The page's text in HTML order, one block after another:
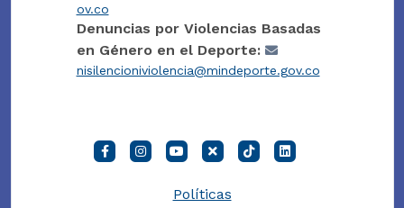
ov.co
Denuncias por Violencias Basadas
en Género en el Deporte:
nisilencioniviolencia@mindeporte.gov.co
Políticas